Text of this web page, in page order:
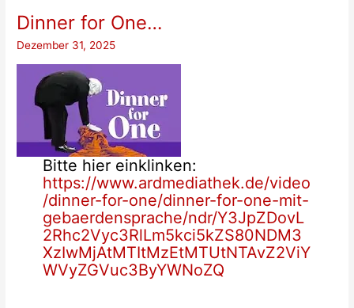
Dinner for One…
Dezember 31, 2025
Bitte hier einklinken:
https://www.ardmediathek.de/video
/dinner-for-one/dinner-for-one-mit-
gebaerdensprache/ndr/Y3JpZDovL
2Rhc2Vyc3RlLm5kci5kZS80NDM3
XzIwMjAtMTItMzEtMTUtNTAvZ2ViY
WVyZGVuc3ByYWNoZQ